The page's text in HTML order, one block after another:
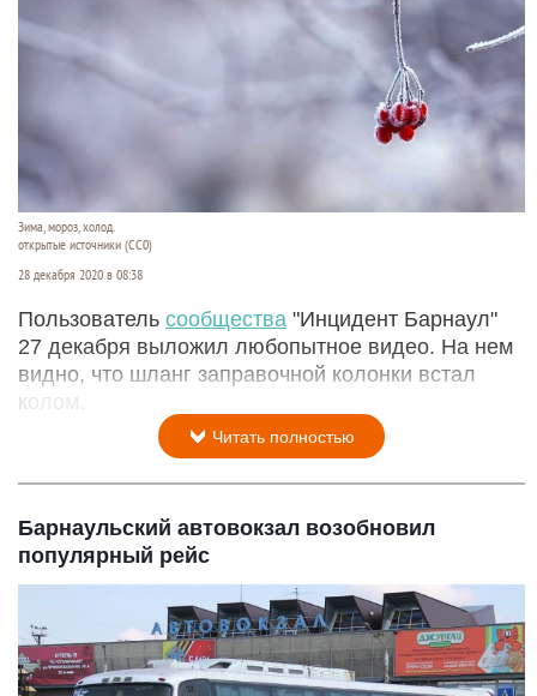
Зима, мороз, холод.
открытые источники (CC0)
28 декабря 2020 в 08:38
Пользователь сообщества "Инцидент Барнаул"
27 декабря выложил любопытное видео. На нем
видно, что шланг заправочной колонки встал
колом.
Читать полностью
Барнаульский автовокзал возобновил
популярный рейс